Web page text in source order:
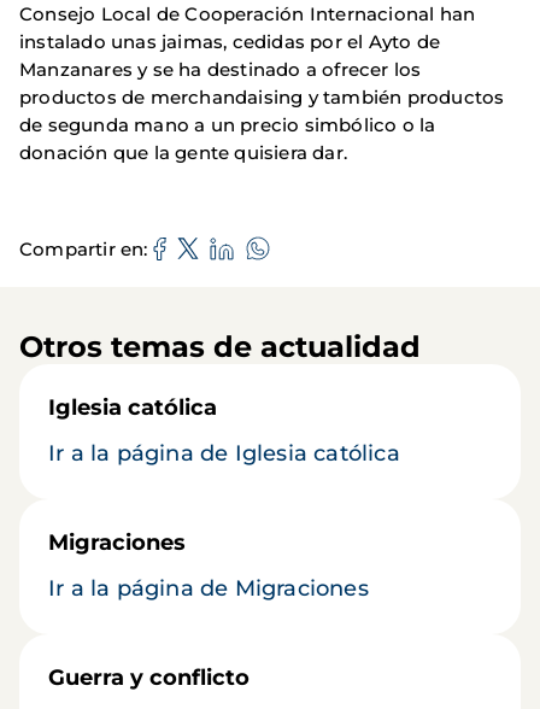
Consejo Local de Cooperación Internacional han
instalado unas jaimas, cedidas por el Ayto de
Manzanares y se ha destinado a ofrecer los
productos de merchandaising y también productos
de segunda mano a un precio simbólico o la
donación que la gente quisiera dar.
Compartir en
Otros temas de actualidad
Iglesia católica
Ir a la página de Iglesia católica
Migraciones
Ir a la página de Migraciones
Guerra y conflicto